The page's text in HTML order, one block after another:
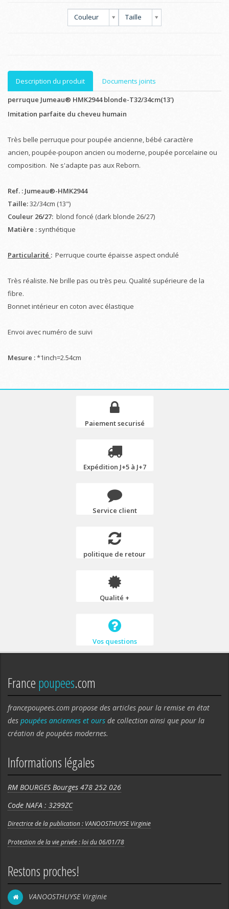
Couleur Taille
Description du produit
Documents joints
perruque Jumeau® HMK2944 blonde-T32/34cm(13')
Imitation parfaite du cheveu humain
Très belle perruque pour poupée ancienne, bébé caractère
ancien, poupée-poupon ancien ou moderne, poupée porcelaine ou
composition. Ne s'adapte pas aux Reborn.
Ref. : Jumeau®-HMK2944
Taille:32/34cm (13")
Couleur 26/27: blond foncé (dark blonde 26/27)
Matière : synthétique
Particularité : Perruque courte épaisse aspect ondulé
Très réaliste. Ne brille pas ou très peu. Qualité supérieure de la
fibre.
Bonnet intérieur en coton avec élastique
Envoi avec numéro de suivi
Mesure :*1inch=2.54cm
Paiement securisé
Expédition J+5 à J+7
Service client
politique de retour
Qualité +
Vos questions
Francepoupees.com
francepoupees.com propose des articles pour la remise en état
des poupées anciennes et ours de collection ainsi que pour la
création de poupées modernes.
Informations légales
RM BOURGES Bourges 478 252 026
Code NAFA : 3299ZC
Directrice de la publication : VANOOSTHUYSE Virginie
Protection de la vie privée : loi du 06/01/78
Restons proches!
VANOOSTHUYSE Virginie